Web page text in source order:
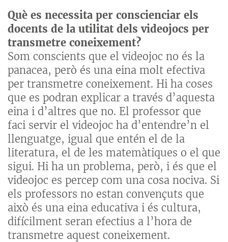
Què es necessita per conscienciar els
docents de la utilitat dels videojocs per
transmetre coneixement?
Som conscients que el videojoc no és la
panacea, però és una eina molt efectiva
per transmetre coneixement. Hi ha coses
que es podran explicar a través d’aquesta
eina i d’altres que no. El professor que
faci servir el videojoc ha d’entendre’n el
llenguatge, igual que entén el de la
literatura, el de les matemàtiques o el que
sigui. Hi ha un problema, però, i és que el
videojoc es percep com una cosa nociva. Si
els professors no estan convençuts que
això és una eina educativa i és cultura,
difícilment seran efectius a l’hora de
transmetre aquest coneixement.